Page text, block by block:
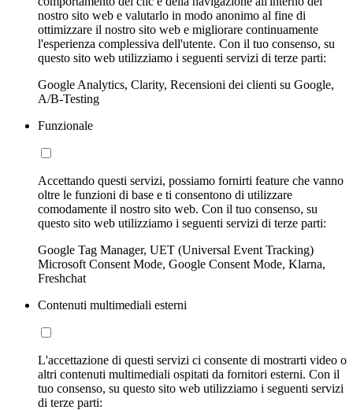
nostro sito web e valutarlo in modo anonimo al fine di
ottimizzare il nostro sito web e migliorare continuamente
l'esperienza complessiva dell'utente. Con il tuo consenso, su
questo sito web utilizziamo i seguenti servizi di terze parti:
Google Analytics, Clarity, Recensioni dei clienti su Google,
A/B-Testing
Funzionale
Accettando questi servizi, possiamo fornirti feature che vanno
oltre le funzioni di base e ti consentono di utilizzare
comodamente il nostro sito web. Con il tuo consenso, su
questo sito web utilizziamo i seguenti servizi di terze parti:
Google Tag Manager, UET (Universal Event Tracking)
Microsoft Consent Mode, Google Consent Mode, Klarna,
Freshchat
Contenuti multimediali esterni
L'accettazione di questi servizi ci consente di mostrarti video o
altri contenuti multimediali ospitati da fornitori esterni. Con il
tuo consenso, su questo sito web utilizziamo i seguenti servizi
di terze parti: